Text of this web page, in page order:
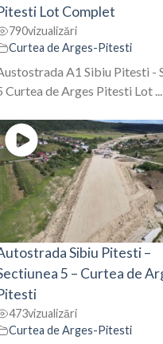
Lot Complet
790vizualizări
Curtea de Arges-Pitesti
A1 Sibiu Pitesti -
Curtea de Arges Pitesti Lot ...
Sibiu Pitesti –
5 – Curtea de
473vizualizări
Curtea de Arges-Pitesti